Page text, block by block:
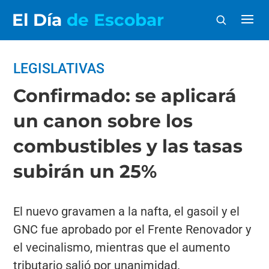
El Día de Escobar
LEGISLATIVAS
Confirmado: se aplicará
un canon sobre los
combustibles y las tasas
subirán un 25%
El nuevo gravamen a la nafta, el gasoil y el
GNC fue aprobado por el Frente Renovador y
el vecinalismo, mientras que el aumento
tributario salió por unanimidad.